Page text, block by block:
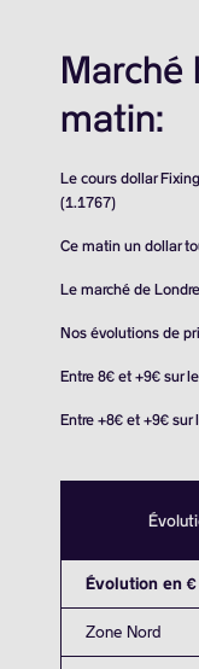
Marché
matin:
Le cours dollar
(1.1767)
Ce matin un dollar
Le marché de
Nos évolutions de
Entre 8€ et +9€ sur
Entre +8€ et +9€
Évolution en
Zone Nord